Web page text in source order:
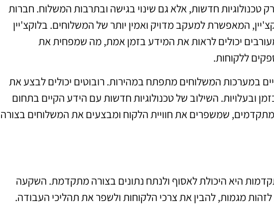
חדשות, אלא גם שינוי בגישה ובתרבות המשלוח. חברות
המאפשרת למעקב מדויק ואמין יותר של המשלוחים. בלוקצ'יין
יכולים לראות את המידע בזמן אמת, מה שמפחית את
ללקוחות.
במערכות המשלוחים מתפתח במהירות. רובוטים יכולים לבצע את
ובעלויות. השילוב של טכנולוגיות חדשות עם הידע הקיים בתחום
שמשפרים את חוויית הלקוח ומבצעים את המשלוחים בצורה
היא היכולת לאסוף ולנתח נתונים בצורה מתקדמת. השקעה
מגמות, להבין את צרכי הלקוחות ולשפר את תהליכי העבודה.